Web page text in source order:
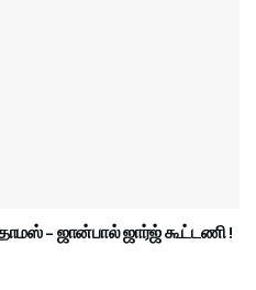
– ஜான்பால் ஜார்ஜ் கூட்டணி !